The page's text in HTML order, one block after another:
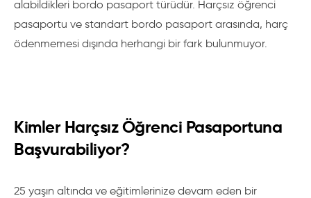
alabildikleri bordo pasaport türüdür. Harçsız öğrenci
pasaportu ve standart bordo pasaport arasında, harç
ödenmemesi dışında herhangi bir fark bulunmuyor.
Kimler Harçsız Öğrenci Pasaportuna
Başvurabiliyor?
25 yaşın altında ve eğitimlerinize devam eden bir